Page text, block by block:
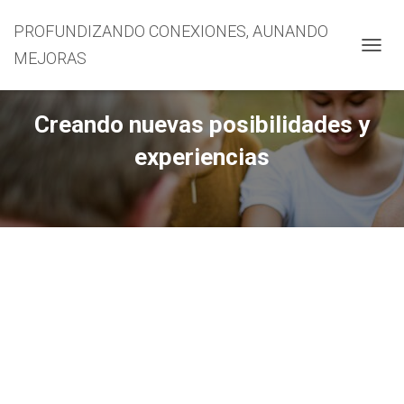
PROFUNDIZANDO CONEXIONES, AUNANDO
MEJORAS
Creando nuevas posibilidades y
experiencias